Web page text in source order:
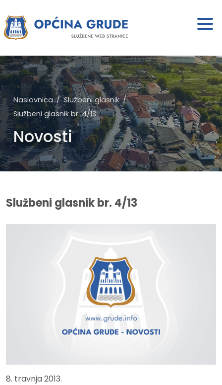
Naslovnica
Službeni glasnik
Službeni glasnik br. 4/13
Novosti
Službeni glasnik br. 4/13
8. travnja 2013.